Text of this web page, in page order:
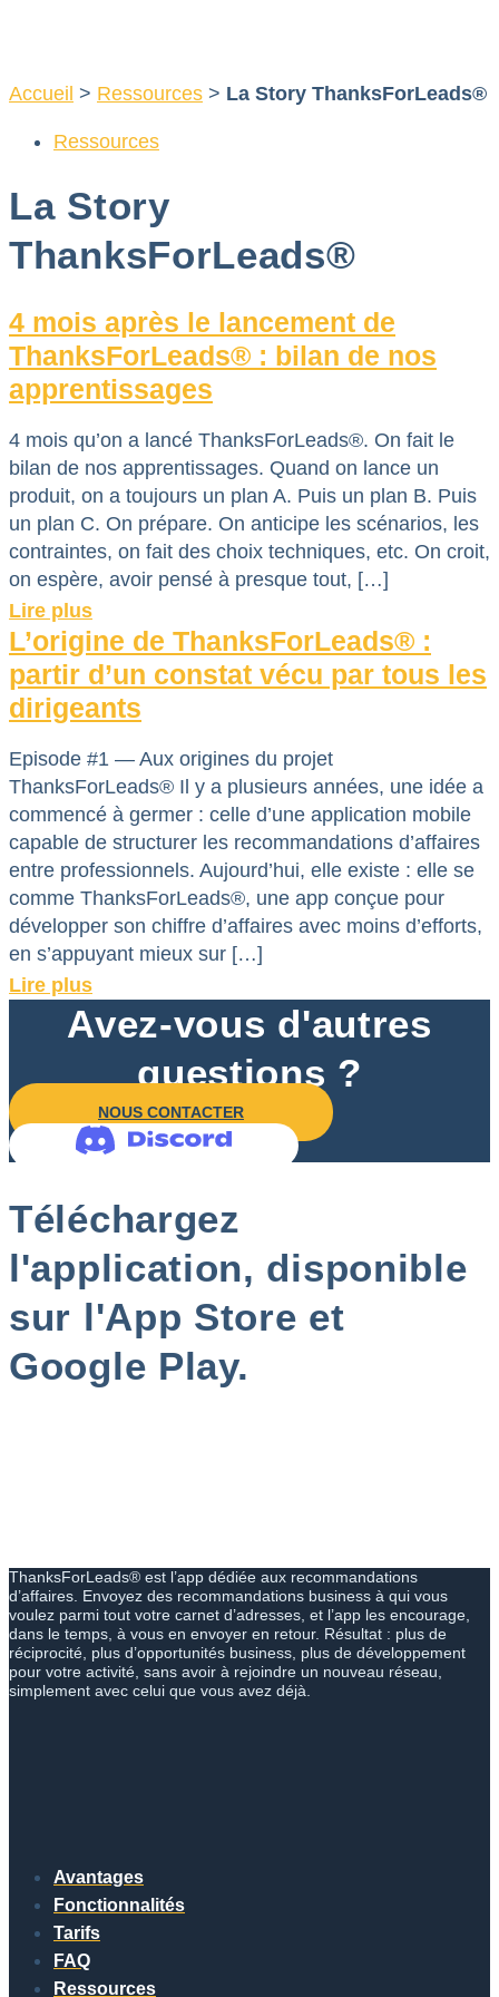
Accueil > Ressources > La Story ThanksForLeads®
Ressources
La Story
ThanksForLeads®
4 mois après le lancement de
ThanksForLeads® : bilan de nos
apprentissages
4 mois qu’on a lancé ThanksForLeads®. On fait le
bilan de nos apprentissages. Quand on lance un
produit, on a toujours un plan A. Puis un plan B. Puis
un plan C. On prépare. On anticipe les scénarios, les
contraintes, on fait des choix techniques, etc. On croit,
on espère, avoir pensé à presque tout, […]
Lire plus
L’origine de ThanksForLeads® :
partir d’un constat vécu par tous les
dirigeants
Episode #1 — Aux origines du projet
ThanksForLeads® Il y a plusieurs années, une idée a
commencé à germer : celle d’une application mobile
capable de structurer les recommandations d’affaires
entre professionnels. Aujourd’hui, elle existe : elle se
comme ThanksForLeads®, une app conçue pour
développer son chiffre d’affaires avec moins d’efforts,
en s’appuyant mieux sur […]
Lire plus
Avez-vous d'autres
questions ?
NOUS CONTACTER
Téléchargez
l'application, disponible
sur l'App Store et
Google Play.
ThanksForLeads® est l’app dédiée aux recommandations
d’affaires. Envoyez des recommandations business à qui vous
voulez parmi tout votre carnet d’adresses, et l’app les encourage,
dans le temps, à vous en envoyer en retour. Résultat : plus de
réciprocité, plus d’opportunités business, plus de développement
pour votre activité, sans avoir à rejoindre un nouveau réseau,
simplement avec celui que vous avez déjà.
Avantages
Fonctionnalités
Tarifs
FAQ
Ressources